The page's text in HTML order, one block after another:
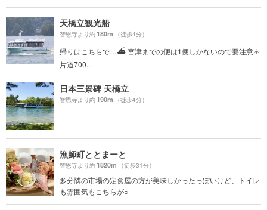
天橋立観光船
智恩寺より約180m （徒歩4分）
帰りはこちらで…⛴ 宮津までの便は1便しかないので要注意⚠️
片道700...
日本三景碑 天橋立
智恩寺より約190m （徒歩4分）
漁師町ととまーと
智恩寺より約1820m （徒歩31分）
多分隣の市場の定食屋の方が美味しかったっぽいけど、トイレ
も雰囲気もこちらが○